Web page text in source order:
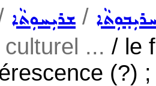
ܫܪܝܼܚܘܼܬܵܐ /
... / le
(?) ;